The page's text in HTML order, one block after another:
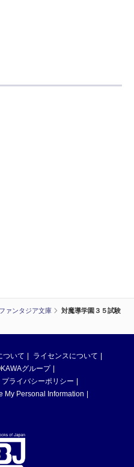
ファンタジア文庫
対魔導学園３５試験
ついて
ライセンスについて
グループ
プライバシーポリシー
My Personal Information